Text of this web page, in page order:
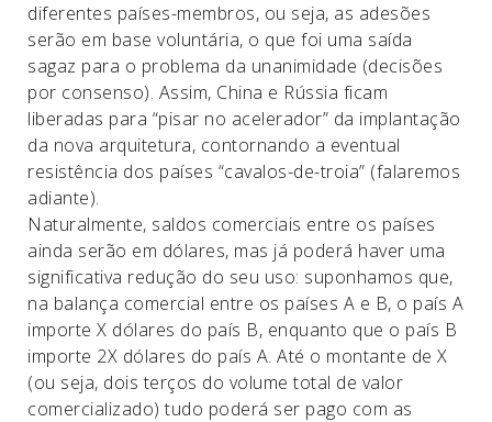
diferentes países-membros, ou seja, as adesões
serão em base voluntária, o que foi uma saída
sagaz para o problema da unanimidade (decisões
por consenso). Assim, China e Rússia ficam
liberadas para “pisar no acelerador” da implantação
da nova arquitetura, contornando a eventual
resistência dos países “cavalos-de-troia” (falaremos
adiante).
Naturalmente, saldos comerciais entre os países
ainda serão em dólares, mas já poderá haver uma
significativa redução do seu uso: suponhamos que,
na balança comercial entre os países A e B, o país A
importe X dólares do país B, enquanto que o país B
importe 2X dólares do país A. Até o montante de X
(ou seja, dois terços do volume total de valor
comercializado) tudo poderá ser pago com as